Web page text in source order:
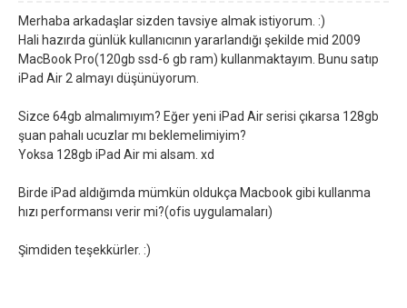
Merhaba arkadaşlar sizden tavsiye almak istiyorum. :)
Hali hazırda günlük kullanıcının yararlandığı şekilde mid 2009
MacBook Pro(120gb ssd-6 gb ram) kullanmaktayım. Bunu satıp
iPad Air 2 almayı düşünüyorum.
Sizce 64gb almalımıyım? Eğer yeni iPad Air serisi çıkarsa 128gb
şuan pahalı ucuzlar mı beklemelimiyim?
Yoksa 128gb iPad Air mi alsam. xd
Birde iPad aldığımda mümkün oldukça Macbook gibi kullanma
hızı performansı verir mi?(ofis uygulamaları)
Şimdiden teşekkürler. :)